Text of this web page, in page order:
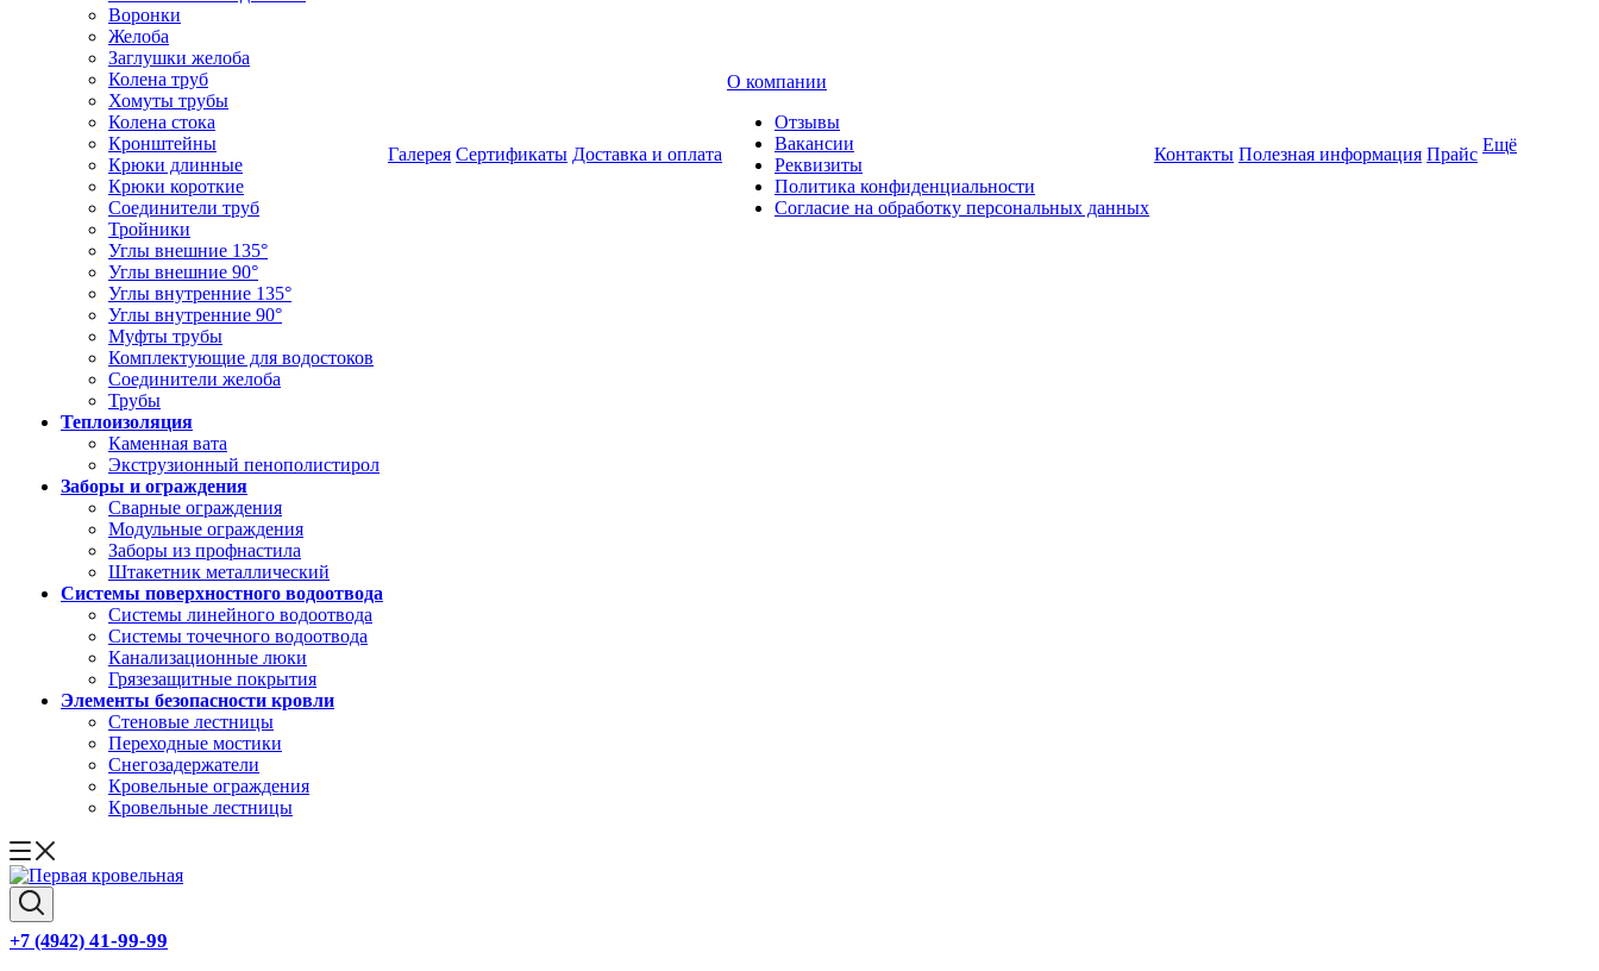
Воронки
Желоба
Заглушки желоба
Колена труб
Хомуты трубы
Колена стока
Кронштейны
Крюки длинные
Крюки короткие
Соединители труб
Тройники
Углы внешние 135°
Углы внешние 90°
Углы внутренние 135°
Углы внутренние 90°
Муфты трубы
Комплектующие для водостоков
Соединители желоба
Трубы
Теплоизоляция
Каменная вата
Экструзионный пенополистирол
Заборы и ограждения
Сварные ограждения
Модульные ограждения
Заборы из профнастила
Штакетник металлический
Системы поверхностного водоотвода
Системы линейного водоотвода
Системы точечного водоотвода
Канализационные люки
Грязезащитные покрытия
Элементы безопасности кровли
Стеновые лестницы
Переходные мостики
Снегозадержатели
Кровельные ограждения
Кровельные лестницы
Галерея Сертификаты Доставка и оплата
О компании
Отзывы
Вакансии
Реквизиты
Политика конфиденциальности
Согласие на обработку персональных данных
Контакты Полезная информация Прайс Ещё
+7 (4942) 41-99-99